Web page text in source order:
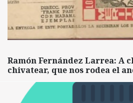
Ramón Fernández Larrea: A
chivatear, que nos rodea el